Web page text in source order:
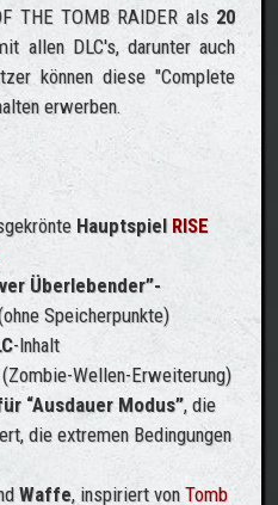
THE TOMB RAIDER als 20
allen DLC's, darunter auch
können diese "Complete
erwerben.
Hauptspiel RISE
Überlebender”-
Speicherpunkte)
-Inhalt
(Zombie-Wellen-Erweiterung)
“Ausdauer Modus”, die
die extremen Bedingungen
Waffe, inspiriert vonTomb